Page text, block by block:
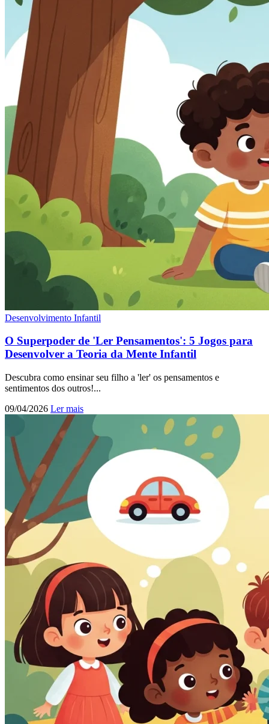
Desenvolvimento Infantil
O Superpoder de 'Ler Pensamentos': 5 Jogos para
Desenvolver a Teoria da Mente Infantil
Descubra como ensinar seu filho a 'ler' os pensamentos e
sentimentos dos outros!...
09/04/2026 Ler mais